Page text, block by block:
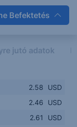
Befektetés
jutó adatok
2.58
USD
2.46
USD
2.61
USD